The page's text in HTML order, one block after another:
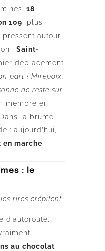
18
109 , plus
autour
: Saint-
déplacement
part ! Mirepoix,
ne reste sur
membre en
la brume
: aujourd’hui,
en marche
: le
rires crépitent.
d’autoroute,
au chocolat